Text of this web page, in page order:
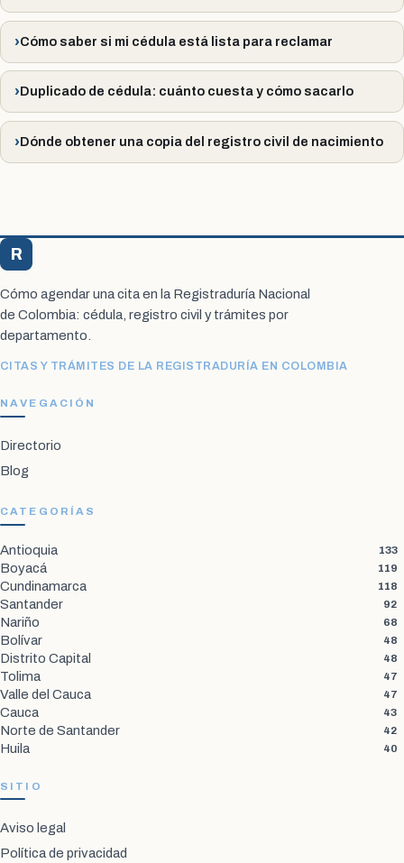
Cómo saber si mi cédula está lista para reclamar
Duplicado de cédula: cuánto cuesta y cómo sacarlo
Dónde obtener una copia del registro civil de nacimiento
R
Cómo agendar una cita en la Registraduría Nacional
de Colombia: cédula, registro civil y trámites por
departamento.
CITAS Y TRÁMITES DE LA REGISTRADURÍA EN COLOMBIA
NAVEGACIÓN
Directorio
Blog
CATEGORÍAS
Antioquia 133
Boyacá 119
Cundinamarca 118
Santander 92
Nariño 68
Bolívar 48
Distrito Capital 48
Tolima 47
Valle del Cauca 47
Cauca 43
Norte de Santander 42
Huila 40
SITIO
Aviso legal
Política de privacidad